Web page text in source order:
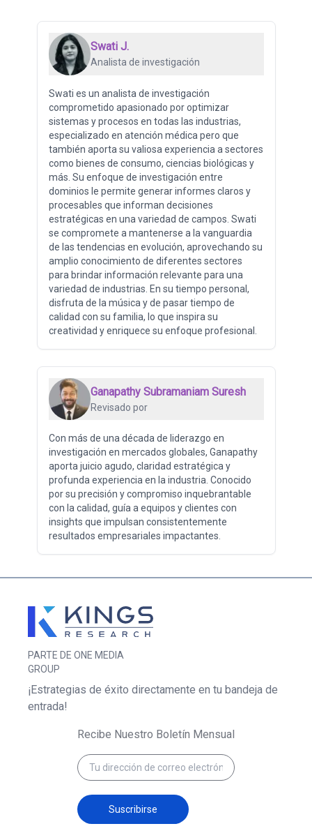
Swati J.
Analista de investigación
Swati es un analista de investigación
comprometido apasionado por optimizar
sistemas y procesos en todas las industrias,
especializado en atención médica pero que
también aporta su valiosa experiencia a sectores
como bienes de consumo, ciencias biológicas y
más. Su enfoque de investigación entre
dominios le permite generar informes claros y
procesables que informan decisiones
estratégicas en una variedad de campos. Swati
se compromete a mantenerse a la vanguardia
de las tendencias en evolución, aprovechando su
amplio conocimiento de diferentes sectores
para brindar información relevante para una
variedad de industrias. En su tiempo personal,
disfruta de la música y de pasar tiempo de
calidad con su familia, lo que inspira su
creatividad y enriquece su enfoque profesional.
Ganapathy Subramaniam Suresh
Revisado por
Con más de una década de liderazgo en
investigación en mercados globales, Ganapathy
aporta juicio agudo, claridad estratégica y
profunda experiencia en la industria. Conocido
por su precisión y compromiso inquebrantable
con la calidad, guía a equipos y clientes con
insights que impulsan consistentemente
resultados empresariales impactantes.
PARTE DE ONE MEDIA
GROUP
¡Estrategias de éxito directamente en tu bandeja de
entrada!
Recibe Nuestro Boletín Mensual
Suscribirse